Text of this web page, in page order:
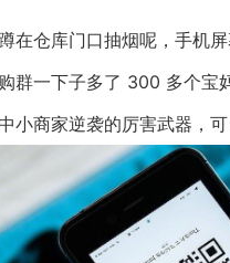
在仓库门口抽烟呢，手机
群一下子多了 300 多个
小商家逆袭的厉害武器，